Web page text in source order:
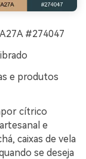
#274047
e produtos
cítrico
e
caixas de vela
se deseja